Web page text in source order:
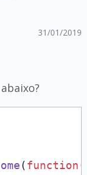
31/01/2019
(function(